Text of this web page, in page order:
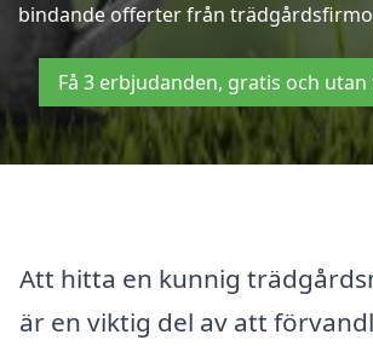
bindande offerter från
Få 3 erbjudanden, gratis och
Att hitta en kunnig
är en viktig del av att